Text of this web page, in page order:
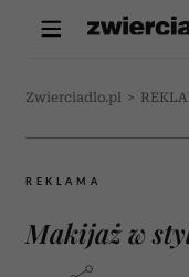
Zwierciadlo.pl >
REKLAMA
Makijaż w